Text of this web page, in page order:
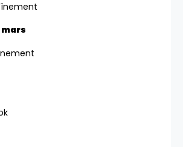
mars